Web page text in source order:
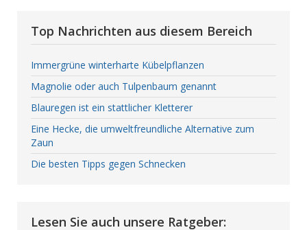
Top Nachrichten aus diesem Bereich
Immergrüne winterharte Kübelpflanzen
Magnolie oder auch Tulpenbaum genannt
Blauregen ist ein stattlicher Kletterer
Eine Hecke, die umweltfreundliche Alternative zum
Zaun
Die besten Tipps gegen Schnecken
Lesen Sie auch unsere Ratgeber: